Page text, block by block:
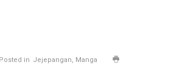
Posted in Jejepangan Manga